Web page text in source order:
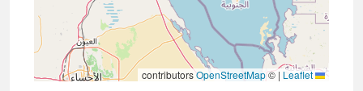
|
©
OpenStreetMap
contributors